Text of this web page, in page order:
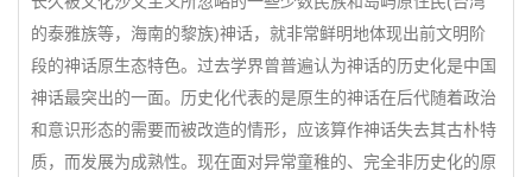
的泰雅族等，海南的黎族)神话，就非常鲜明地体现出前文明阶
段的神话原生态特色。过去学界曾普遍认为神话的历史化是中国
神话最突出的一面。历史化代表的是原生的神话在后代随着政治
和意识形态的需要而被改造的情形，应该算作神话失去其古朴特
质，而发展为成熟性。现在面对异常童稚的、完全非历史化的原